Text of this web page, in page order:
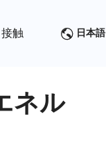
接触 日本語
ネル